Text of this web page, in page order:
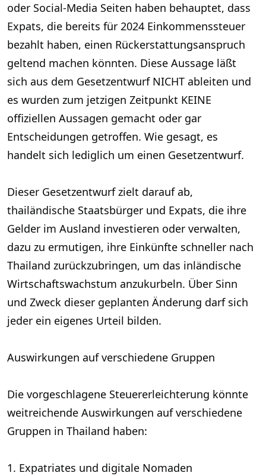
oder Social-Media Seiten haben behauptet, dass
Expats, die bereits für 2024 Einkommenssteuer
bezahlt haben, einen Rückerstattungsanspruch
geltend machen könnten. Diese Aussage läßt
sich aus dem Gesetzentwurf NICHT ableiten und
es wurden zum jetzigen Zeitpunkt KEINE
offiziellen Aussagen gemacht oder gar
Entscheidungen getroffen. Wie gesagt, es
handelt sich lediglich um einen Gesetzentwurf.
Dieser Gesetzentwurf zielt darauf ab,
thailändische Staatsbürger und Expats, die ihre
Gelder im Ausland investieren oder verwalten,
dazu zu ermutigen, ihre Einkünfte schneller nach
Thailand zurückzubringen, um das inländische
Wirtschaftswachstum anzukurbeln. Über Sinn
und Zweck dieser geplanten Änderung darf sich
jeder ein eigenes Urteil bilden.
Auswirkungen auf verschiedene Gruppen
Die vorgeschlagene Steuererleichterung könnte
weitreichende Auswirkungen auf verschiedene
Gruppen in Thailand haben:
1. Expatriates und digitale Nomaden